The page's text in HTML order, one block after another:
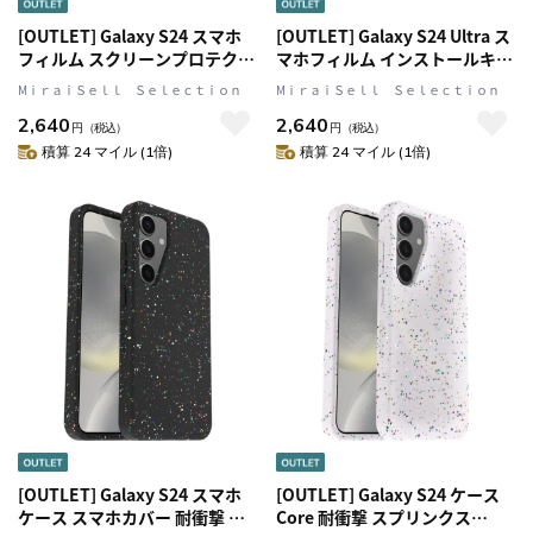
[OUTLET] Galaxy S24 スマホ
フィルム スクリーンプロテクタ
ー インストールキット(貼り付
OtterBox[オッターボックス]
Premium PolyArmor Eco(プ
MⅰｒａｉＳｅｌｌ Ｓｅｌｅｃｔｉｏｎ
2,640 円 （税込）
積算 24 マイル (1倍)
[OUTLET] Galaxy S24 Ultra ス
マホフィルム インストールキッ
ト(貼り付けキット)付 耐衝撃
Premium PolyArmor Eco[プ
レミアム・ポリアーマー・エコ]
MⅰｒａｉＳｅｌｌ Ｓｅｌｅｃｔｉｏｎ
2,640 円 （税込）
積算 24 マイル (1倍)
[OUTLET] Galaxy S24 スマホ
ケース スマホカバー 耐衝撃 カ
[OUTLET] Galaxy S24 ケース
Core 耐衝撃 スプリンクス